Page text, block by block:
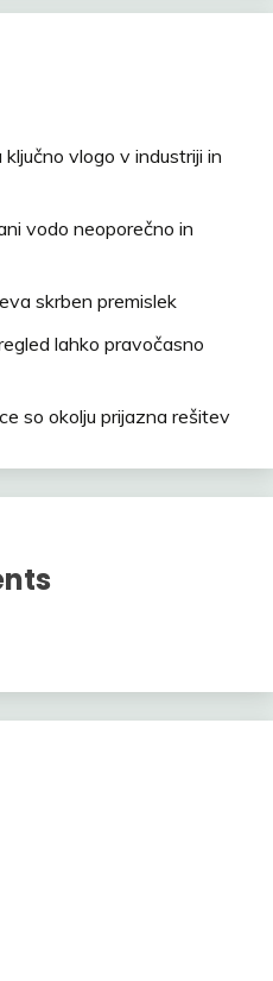
vlogo v industriji in
vodo neoporečno in
skrben premislek
lahko pravočasno
so okolju prijazna rešitev